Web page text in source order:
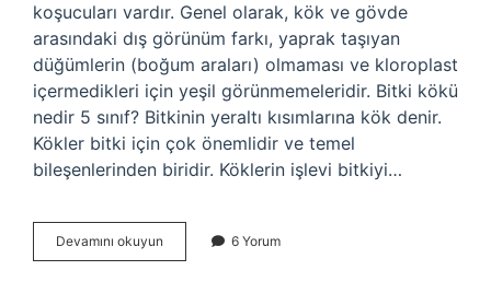
koşucuları vardır. Genel olarak, kök ve gövde
arasındaki dış görünüm farkı, yaprak taşıyan
düğümlerin (boğum araları) olmaması ve kloroplast
içermedikleri için yeşil görünmemeleridir. Bitki kökü
nedir 5 sınıf? Bitkinin yeraltı kısımlarına kök denir.
Kökler bitki için çok önemlidir ve temel
bileşenlerinden biridir. Köklerin işlevi bitkiyi…
Devamını okuyun
Kelimesinin
6 Yorum